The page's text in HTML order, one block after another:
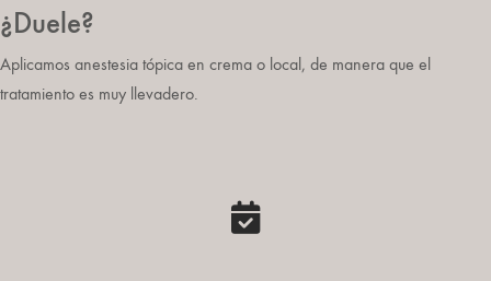
¿Duele?
Aplicamos anestesia tópica en crema o local, de manera que el
tratamiento es muy llevadero.